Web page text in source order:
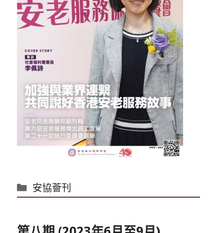
分
類
安協薈刊